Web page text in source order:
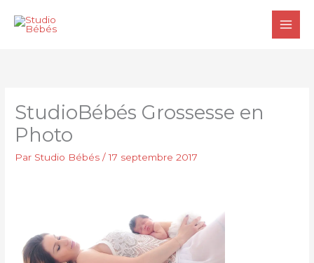
StudioBébés Grossesse en
Photo
Par Studio Bébés/17 septembre 2017